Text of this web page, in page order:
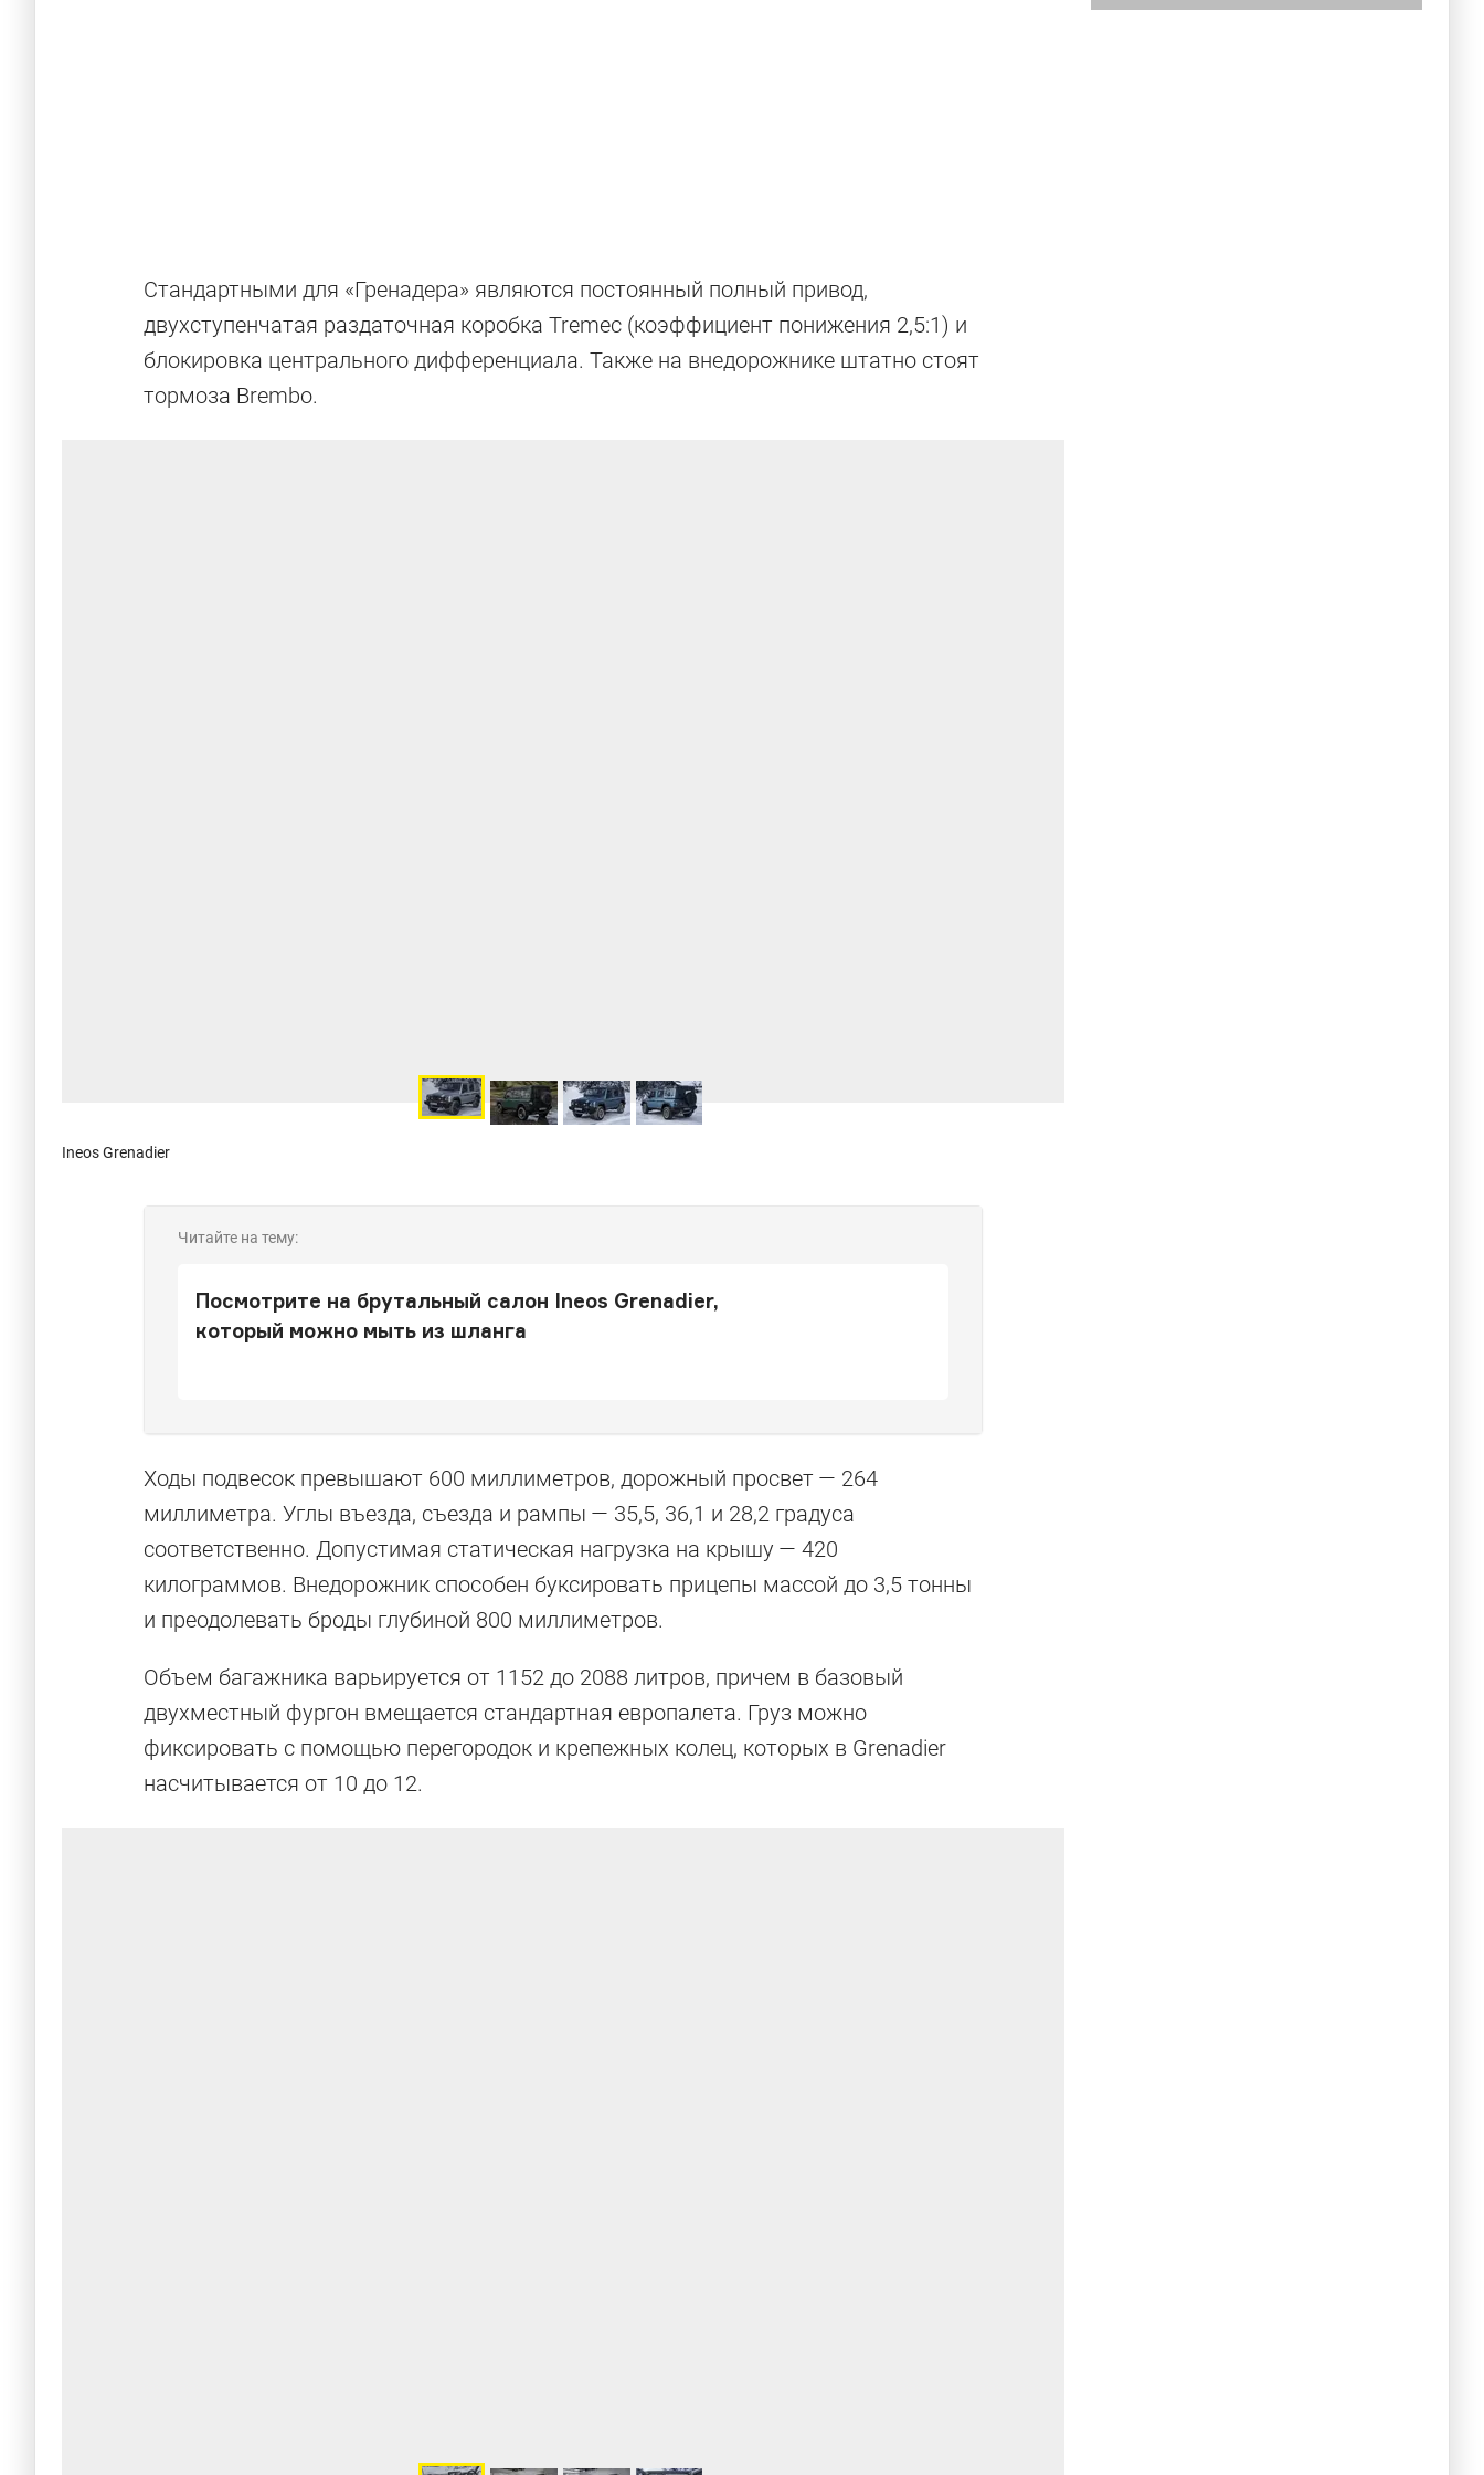
Стандартными для «Гренадера» являются постоянный полный привод,
двухступенчатая раздаточная коробка Tremec (коэффициент понижения 2,5:1) и
блокировка центрального дифференциала. Также на внедорожнике штатно стоят
тормоза Brembo.
Ineos Grenadier
Читайте на тему:
Посмотрите на брутальный салон Ineos Grenadier,
который можно мыть из шланга
Ходы подвесок превышают 600 миллиметров, дорожный просвет — 264
миллиметра. Углы въезда, съезда и рампы — 35,5, 36,1 и 28,2 градуса
соответственно. Допустимая статическая нагрузка на крышу — 420
килограммов. Внедорожник способен буксировать прицепы массой до 3,5 тонны
и преодолевать броды глубиной 800 миллиметров.
Объем багажника варьируется от 1152 до 2088 литров, причем в базовый
двухместный фургон вмещается стандартная европалета. Груз можно
фиксировать с помощью перегородок и крепежных колец, которых в Grenadier
насчитывается от 10 до 12.